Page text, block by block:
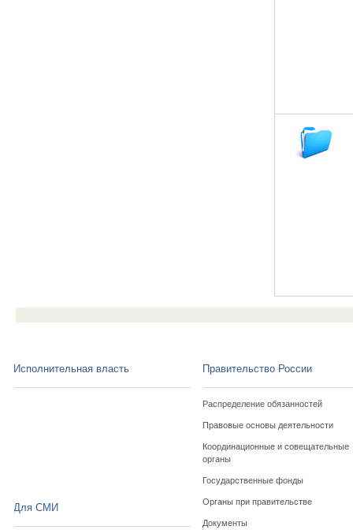
Исполнительная власть Правительство России
Распределение обязанностей
Правовые основы деятельности
Координационные и совещательные
органы
Государственные фонды
Органы при правительстве
Документы
Для СМИ